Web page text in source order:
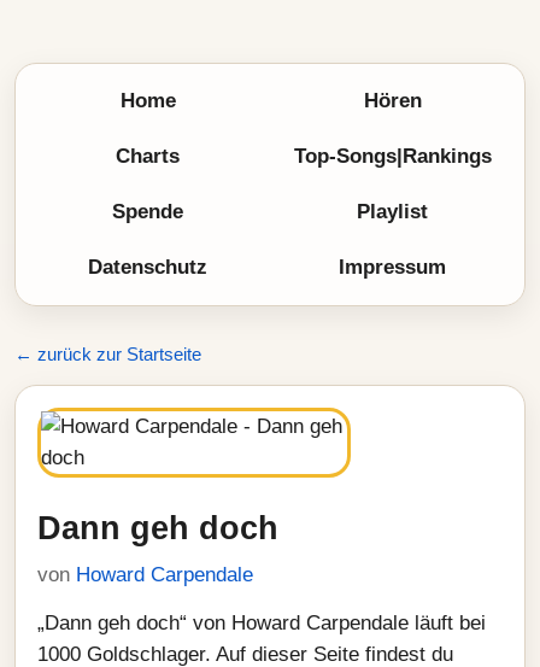
Home Hören
Charts Top-Songs|Rankings
Spende Playlist
Datenschutz Impressum
← zurück zur Startseite
Dann geh doch
von Howard Carpendale
„Dann geh doch“ von Howard Carpendale läuft bei
1000 Goldschlager. Auf dieser Seite findest du